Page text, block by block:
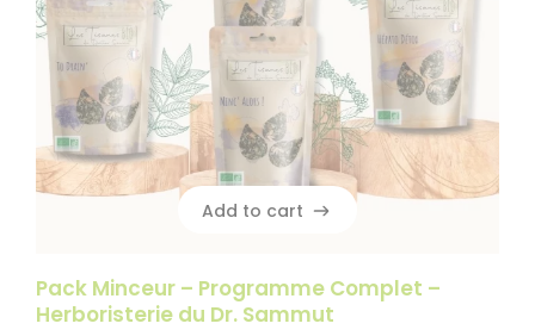
Add to cart
Pack Minceur – Programme Complet –
Herboristerie du Dr. Sammut